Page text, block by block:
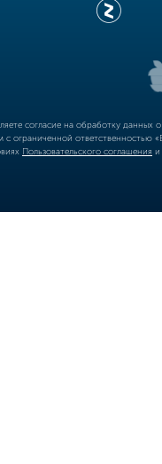
согласие на обработку
с ограниченной
Пользовательского соглашения и